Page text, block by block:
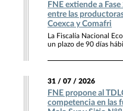
FNE extiende a
entre las
Coexca y Comafri
La Fiscalía Nacional
un plazo de 90 días
31 / 07 / 2026
FNE propone al
competencia en las